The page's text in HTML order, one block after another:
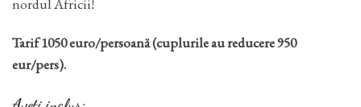
Tarif 1050 euro/persoană (cuplurile au reducere 950
eur/pers).